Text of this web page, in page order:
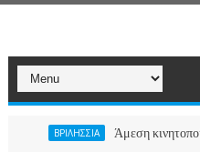
Άμεση κινητοποίηση στα